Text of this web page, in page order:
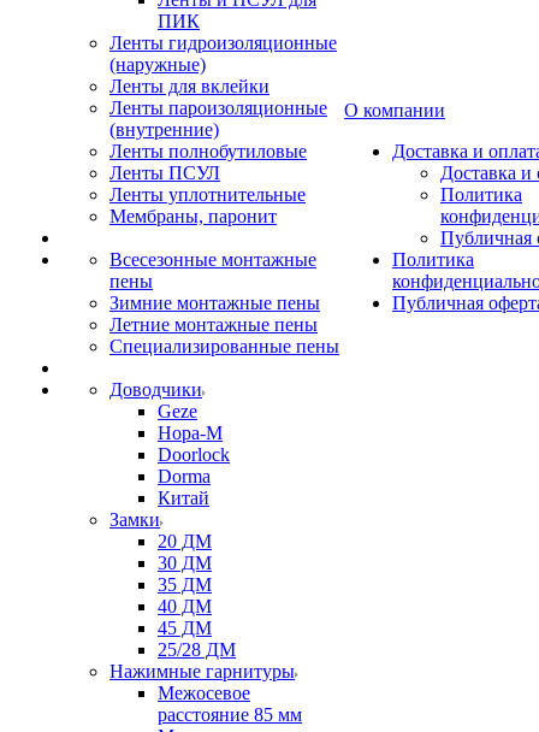
ПИК
Ленты гидроизоляционные
(наружные)
Ленты для вклейки
Ленты пароизоляционные
(внутренние)
Ленты полнобутиловые
Ленты ПСУЛ
Ленты уплотнительные
Мембраны, паронит
Всесезонные монтажные
пены
Зимние монтажные пены
Летние монтажные пены
Специализированные пены
Доводчики
Geze
Нора-М
Doorlock
Dorma
Китай
Замки
20 ДМ
30 ДМ
35 ДМ
40 ДМ
45 ДМ
25/28 ДМ
Нажимные гарнитуры
Межосевое
расстояние 85 мм
О компании
Доставка и
Доставка и
Политика
Публичная
Политика
Публичная